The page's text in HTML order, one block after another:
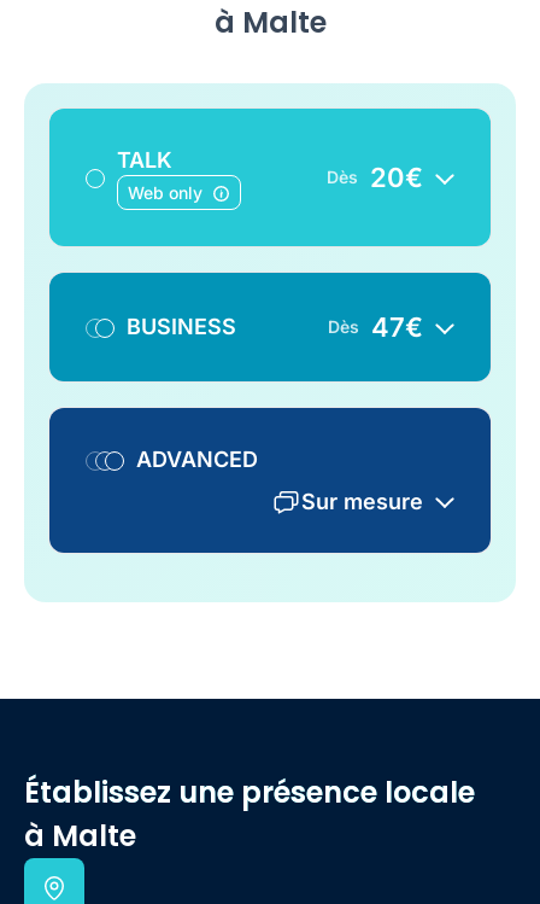
à Malte
TALK
Web only
Dès 20€
BUSINESS Dès 47€
ADVANCED
Sur mesure
Établissez une présence locale
à Malte